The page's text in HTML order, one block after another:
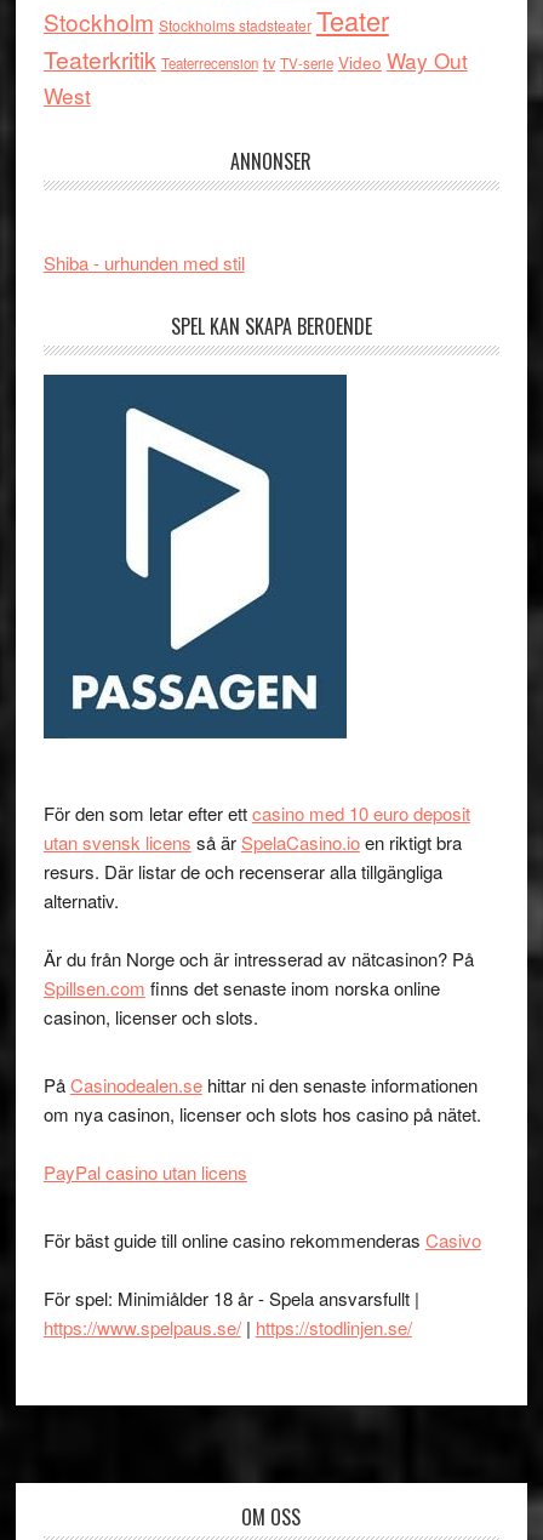
Stockholm Stockholms stadsteater Teater
Teaterkritik Teaterrecension tv TV-serie Video Way Out
West
ANNONSER
Shiba - urhunden med stil
SPEL KAN SKAPA BEROENDE
För den som letar efter ettcasino med 10 euro deposit
utan svensk licens så ärSpelaCasino.ioen riktigt bra
resurs. Där listar de och recenserar alla tillgängliga
alternativ.
Är du från Norge och är intresserad av nätcasinon? På
Spillsen.com finns det senaste inom norska online
casinon, licenser och slots.
PåCasinodealen.sehittar ni den senaste informationen
om nya casinon, licenser och slots hos casino på nätet.
PayPal casino utan licens
För bäst guide till online casino rekommenderas Casivo
För spel: Minimiålder 18 år - Spela ansvarsfullt |
https://www.spelpaus.se/| https://stodlinjen.se/
OM OSS